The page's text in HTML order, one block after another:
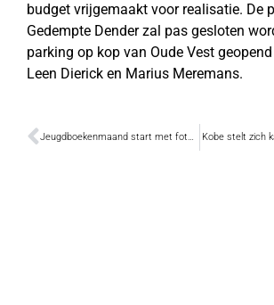
budget vrijgemaakt voor realisatie. De
Gedempte Dender zal pas gesloten
parking op kop van Oude Vest geopend
Leen Dierick en Marius Meremans.
Jeugdboekenmaand start met fotoshoot Kobe stelt zich